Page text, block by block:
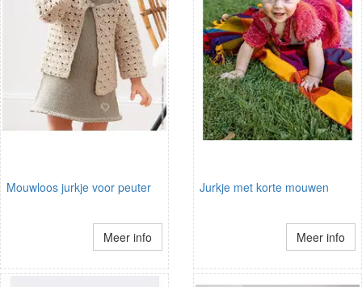
Mouwloos jurkje voor peuter
Meer info
Jurkje met korte mouwen
Meer info